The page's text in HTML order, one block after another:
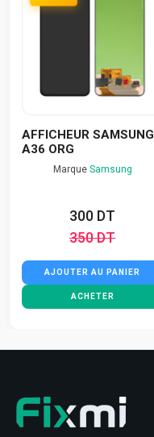
AFFICHEUR SAMSUNG
A36 ORG
Marque Samsung
300 DT
350 DT
AJOUTER AU PANIER
ACHETER